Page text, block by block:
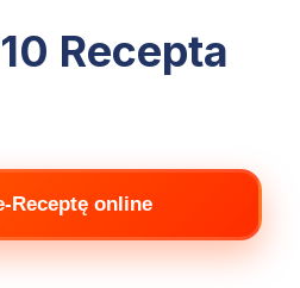
Recepta
Receptę online